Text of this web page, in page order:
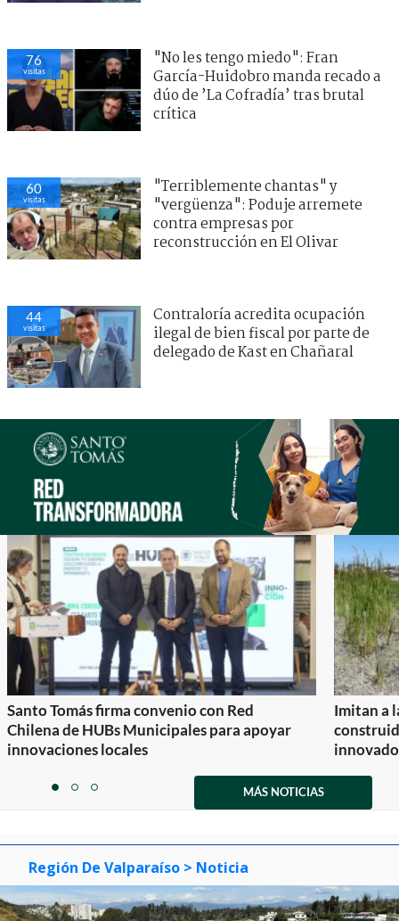
76
visitas
"No les tengo miedo": Fran
García-Huidobro manda recado a
dúo de ’La Cofradía’ tras brutal
crítica
60
visitas
"Terriblemente chantas" y
"vergüenza": Poduje arremete
contra empresas por
reconstrucción en El Olivar
44
visitas
Contraloría acredita ocupación
ilegal de bien fiscal por parte de
delegado de Kast en Chañaral
Santo Tomás firma convenio con Red
Chilena de HUBs Municipales para apoyar
innovaciones locales
Imitan a
itemitemitem
MÁS NOTICIAS
Región De Valparaíso > Noticia